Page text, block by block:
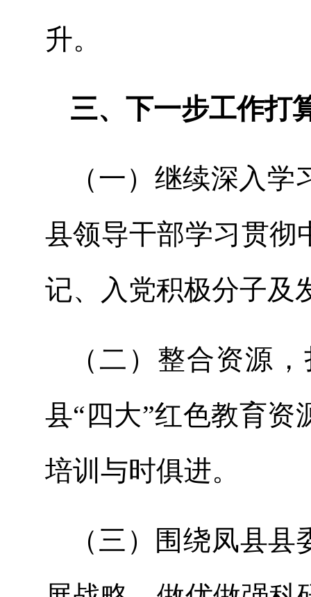
升。
三、下一步工作打
（一）继续深入
县领导干部学习贯彻
记、入党积极分子及
（二）整合资源
县“四大”红色教育
培训与时俱进。
（三）围绕凤县